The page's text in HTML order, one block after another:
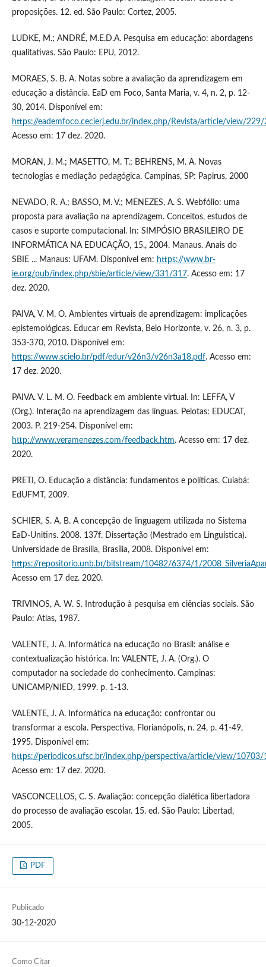
proposições. 12. ed. São Paulo: Cortez, 2005.
LUDKE, M.; ANDRÉ, M.E.D.A. Pesquisa em educação: abordagens
qualitativas. São Paulo: EPU, 2012.
MORAES, S. B. A. Notas sobre a avaliação da aprendizagem em
educação a distância. EaD em Foco, Santa Maria, v. 4, n. 2, p. 12-
30, 2014. Disponível em:
https://eademfoco.cecierj.edu.br/index.php/Revista/article/view/229/
Acesso em: 17 dez. 2020.
MORAN, J. M.; MASETTO, M. T.; BEHRENS, M. A. Novas
tecnologias e mediação pedagógica. Campinas, SP: Papirus, 2000
NEVADO, R. A.; BASSO, M. V.; MENEZES, A. S. Webfólio: uma
proposta para avaliação na aprendizagem. Conceitos, estudos de
casos e suporte computacional. In: SIMPÓSIO BRASILEIRO DE
INFORMÁTICA NA EDUCAÇÃO, 15., 2004. Manaus. Anais do
SBIE ... Manaus: UFAM. Disponível em: https://www.br-
ie.org/pub/index.php/sbie/article/view/331/317. Acesso em: 17
dez. 2020.
PAIVA, V. M. O. Ambientes virtuais de aprendizagem: implicações
epistemológicas. Educar em Revista, Belo Horizonte, v. 26, n. 3, p.
353-370, 2010. Disponível em:
https://www.scielo.br/pdf/edur/v26n3/v26n3a18.pdf. Acesso em:
17 dez. 2020.
PAIVA. V. L. M. O. Feedback em ambiente virtual. In: LEFFA, V
(Org.). Interação na aprendizagem das línguas. Pelotas: EDUCAT,
2003. P. 219-254. Disponível em:
http://www.veramenezes.com/feedback.htm. Acesso em: 17 dez.
2020.
PRETI, O. Educação a distância: fundamentos e políticas. Cuiabá:
EdUFMT, 2009.
SCHIER, S. A. B. A concepção de linguagem utilizada no Sistema
EaD-Unitins. 2008. 137f. Dissertação (Mestrado em Linguística).
Universidade de Brasília, Brasília, 2008. Disponível em:
https://repositorio.unb.br/bitstream/10482/6374/1/
Acesso em 17 dez. 2020.
TRIVINOS, A. W. S. Introdução à pesquisa em ciências sociais. São
Paulo: Atlas, 1987.
VALENTE, J. A. Informática na educação no Brasil: análise e
contextualização histórica. In: VALENTE, J. A. (Org.). O
computador na sociedade do conhecimento. Campinas:
UNICAMP/NIED, 1999. p. 1-13.
VALENTE, J. A. Informática na educação: confrontar ou
transformar a escola. Perspectiva, Florianópolis, n. 24, p. 41-49,
1995. Disponível em:
https://periodicos.ufsc.br/index.php/perspectiva/article/view/10703/
Acesso em: 17 dez. 2020.
VASCONCELLOS, C. S. Avaliação: concepção dialética libertadora
do processo de avaliação escolar. 15. ed. São Paulo: Libertad,
2005.
PDF
Publicado
30-12-2020
Como Citar